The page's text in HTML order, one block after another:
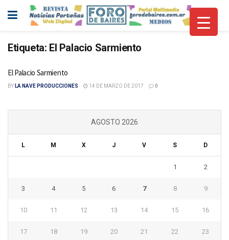
Etiqueta: El Palacio Sarmiento
El Palacio Sarmiento
BY LA NAVE PRODUCCIONES 14 DE MARZO DE 2017 0
AGOSTO 2026
L M X J V S D
1 2
3 4 5 6 7 8 9
10 11 12 13 14 15 16
17 18 19 20 21 22 23